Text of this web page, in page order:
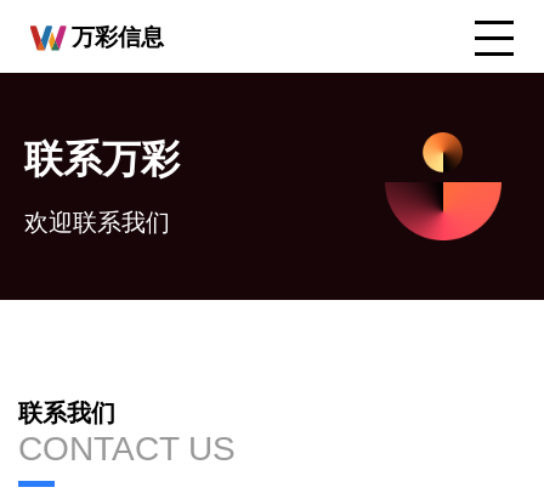
万彩信息
联系万彩
欢迎联系我们
联系我们
CONTACT US